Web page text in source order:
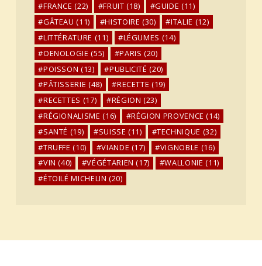
FRANCE (22) FRUIT (18) GUIDE (11)
GÂTEAU (11) HISTOIRE (30) ITALIE (12)
LITTÉRATURE (11) LÉGUMES (14)
OENOLOGIE (55) PARIS (20)
POISSON (13) PUBLICITÉ (20)
PÂTISSERIE (48) RECETTE (19)
RECETTES (17) RÉGION (23)
RÉGIONALISME (16) RÉGION PROVENCE (14)
SANTÉ (19) SUISSE (11) TECHNIQUE (32)
TRUFFE (10) VIANDE (17) VIGNOBLE (16)
VIN (40) VÉGÉTARIEN (17) WALLONIE (11)
ÉTOILÉ MICHELIN (20)